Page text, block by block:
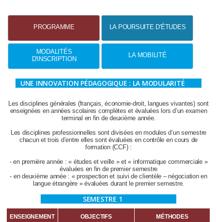
PROGRAMME LA POURSUITE D'ÉTUDES
MODALITÉS
D'INSCRIPTION
LA MOBILITÉ
UNE INNOVATION PÉDAGOGIQUE : LA MODULARITÉ
Les disciplines générales (français, économie-droit, langues vivantes) sont
enseignées en années scolaires complètes et évaluées lors d’un examen
terminal en fin de deuxième année.
Les disciplines professionnelles sont divisées en modules d’un semestre
chacun et trois d’entre elles sont évaluées en contrôle en cours de
formation (CCF) :
- en première année : « études et veille » et « informatique commerciale »
évaluées en fin de premier semestre
- en deuxième année : « prospection et suivi de clientèle – négociation en
langue étrangère » évaluées durant le premier semestre.
SEMESTRE 1
ENSEIGNEMENT OBJECTIFS MÉTHODES